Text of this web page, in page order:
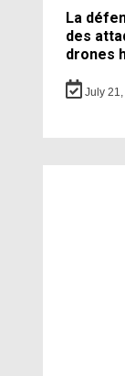
La
des
drones
July